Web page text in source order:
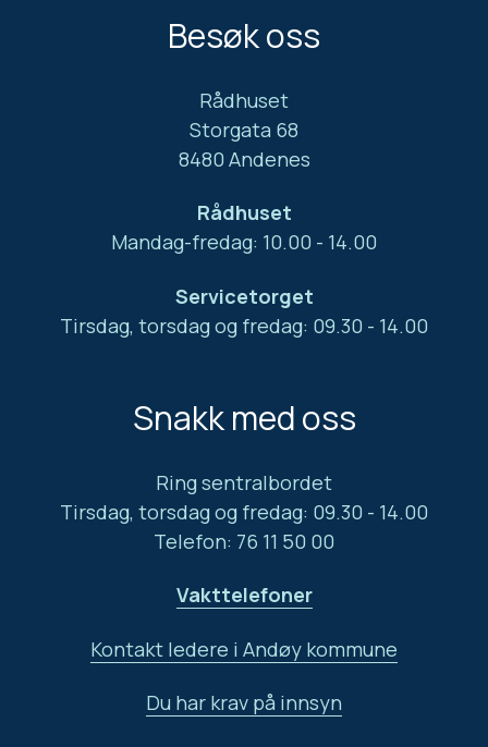
Besøk oss
Rådhuset
Storgata 68
8480 Andenes
Rådhuset
Mandag-fredag: 10.00 - 14.00
Servicetorget
Tirsdag, torsdag og fredag: 09.30 - 14.00
Snakk med oss
Ring sentralbordet
Tirsdag, torsdag og fredag: 09.30 - 14.00
Telefon: 76 11 50 00
Vakttelefoner
Kontakt ledere i Andøy kommune
Du har krav på innsyn